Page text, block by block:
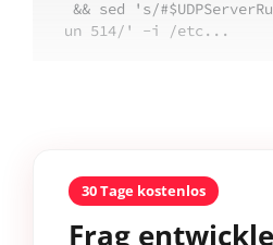
un 514/' -i /etc...
30 Tage kostenlos
Frag